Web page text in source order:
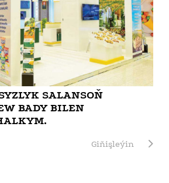
SALANSOŇ
BADY BILEN
Giňişleýin